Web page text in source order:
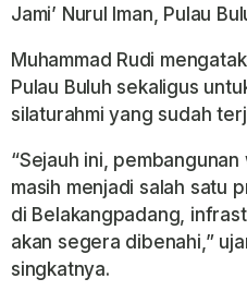
Jami’ Nurul Iman, Pulau
Muhammad Rudi
Pulau Buluh sekaligus
silaturahmi yang sudah
“Sejauh ini, pembangunan
masih menjadi salah satu
di Belakangpadang,
akan segera dibenahi,”
singkatnya.